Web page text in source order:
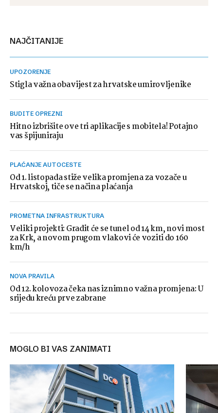
NAJČITANIJE
UPOZORENJE
Stigla važna obavijest za hrvatske umirovljenike
BUDITE OPREZNI
Hitno izbrišite ove tri aplikacije s mobitela! Potajno
vas špijuniraju
PLAĆANJE AUTOCESTE
Od 1. listopada stiže velika promjena za vozače u
Hrvatskoj, tiče se načina plaćanja
PROMETNA INFRASTRUKTURA
Veliki projekti: Gradit će se tunel od 14 km, novi most
za Krk, a novom prugom vlakovi će voziti do 160
km/h
NOVA PRAVILA
Od 12. kolovoza čeka nas iznimno važna promjena: U
srijedu kreću prve zabrane
MOGLO BI VAS ZANIMATI